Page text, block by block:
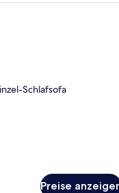
Ein rundes Bett mit einem
Schlafsofa
Preise